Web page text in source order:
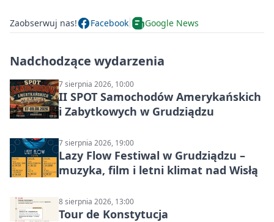
Zaobserwuj nas! Facebook Google News
Nadchodzące wydarzenia
7 sierpnia 2026, 10:00
II SPOT Samochodów Amerykańskich
i Zabytkowych w Grudziądzu
7 sierpnia 2026, 19:00
Lazy Flow Festiwal w Grudziądzu –
muzyka, film i letni klimat nad Wisłą
8 sierpnia 2026, 13:00
Tour de Konstytucja